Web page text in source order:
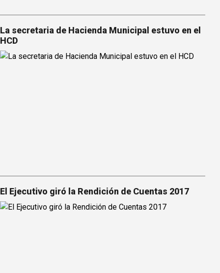
La secretaria de Hacienda Municipal estuvo en el
HCD
El Ejecutivo giró la Rendición de Cuentas 2017